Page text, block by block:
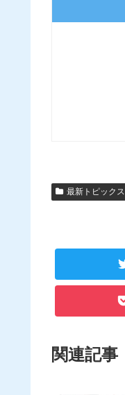
最新トピックス
関連記事